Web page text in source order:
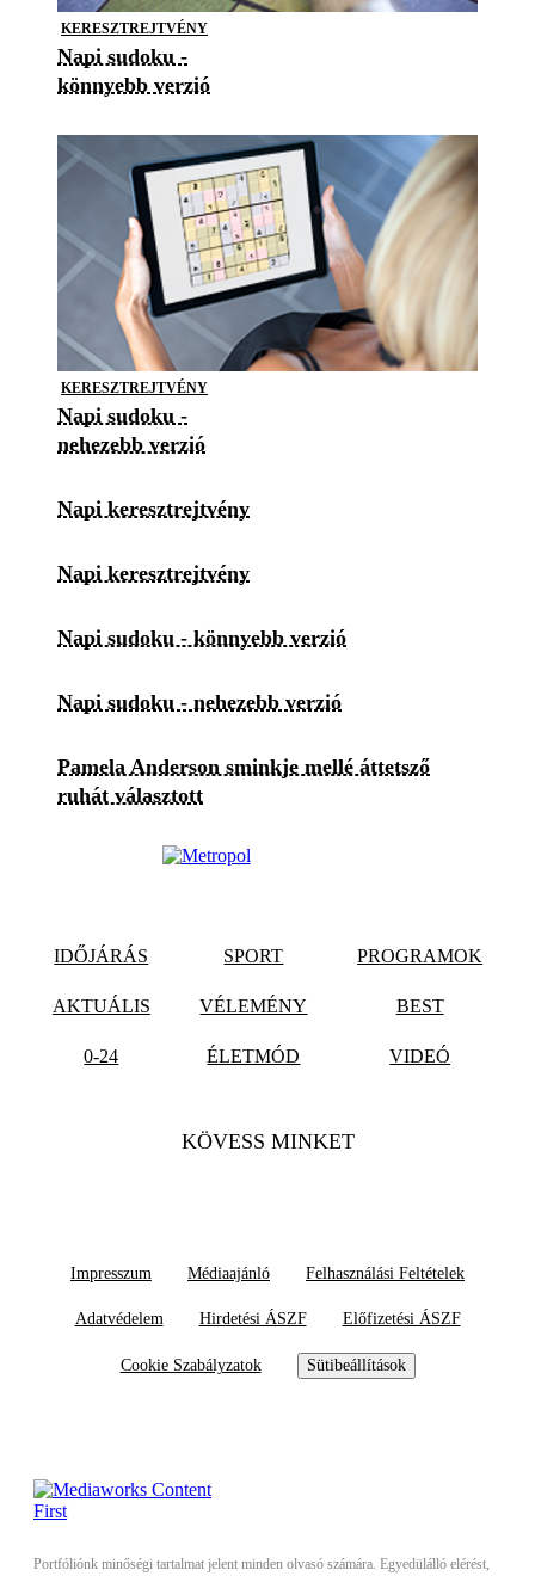
KERESZTREJTVÉNY
Napi sudoku -
könnyebb verzió
KERESZTREJTVÉNY
Napi sudoku -
nehezebb verzió
Napi keresztrejtvény
Napi keresztrejtvény
Napi sudoku - könnyebb verzió
Napi sudoku - nehezebb verzió
Pamela Anderson sminkje mellé áttetsző
ruhát választott
IDŐJÁRÁS SPORT PROGRAMOK
AKTUÁLIS VÉLEMÉNY BEST
0-24 ÉLETMÓD VIDEÓ
KÖVESS MINKET
Impresszum Médiaajánló Felhasználási Feltételek
Adatvédelem Hirdetési ÁSZF Előfizetési ÁSZF
Cookie Szabályzatok Sütibeállítások
Portfóliónk minőségi tartalmat jelent minden olvasó számára. Egyedülálló elérést,